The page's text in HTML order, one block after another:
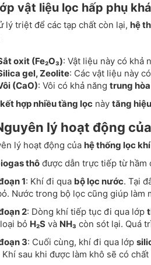
vật liệu lọc hấp phụ
lý triệt để các tạp chất còn lại, hệ
oxit (Fe₂O₃): Vật liệu này có khả
gel, Zeolite: Các vật liệu này
(CaO): Vôi có khả năng trung
kết hợp nhiều tầng lọc này tăng
lý hoạt động
lý hoạt động của hệ thống lọc
thô được dẫn trực tiếp từ hầm
1: Khí đi qua bộ lọc nước. Tại
Nước trong bộ lọc cũng giúp làm
2: Dòng khí tiếp tục đi qua lớp
bỏ H₂S và NH₃ còn sót lại. Quá
3: Cuối cùng, khí đi qua lớp
Khí sau khi được làm khô sẽ có